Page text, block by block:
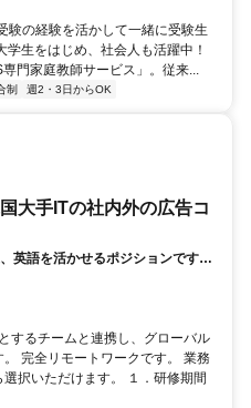
の経験を活かして一緒に受験生
生をはじめ、社会人も活躍中！
門家庭教師サービス」。従来...
制 週2・3日からOK
大手ITの社内外の広告コ
英語を活かせるポジションです。
するチームと連携し、グローバル
完全リモートワークです。 業務
択いただけます。 １．研修期間